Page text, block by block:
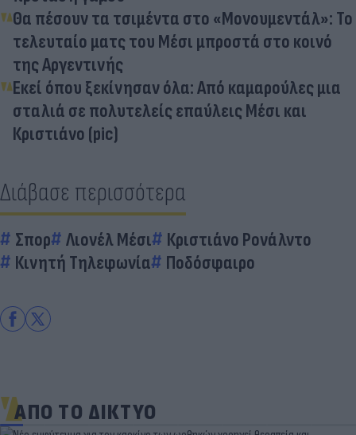
Θα πέσουν τα τσιμέντα στο «Μονουμεντάλ»: Το
τελευταίο ματς του Μέσι μπροστά στο κοινό
της Αργεντινής
Εκεί όπου ξεκίνησαν όλα: Από καμαρούλες μια
σταλιά σε πολυτελείς επαύλεις Μέσι και
Κριστιάνο (pic)
Διάβασε περισσότερα
Σπορ Λιονέλ Μέσι
Κριστιάνο Ρονάλντο
Κινητή Τηλεφωνία
Ποδόσφαιρο
ΑΠΟ ΤΟ ΔΙΚΤΥΟ